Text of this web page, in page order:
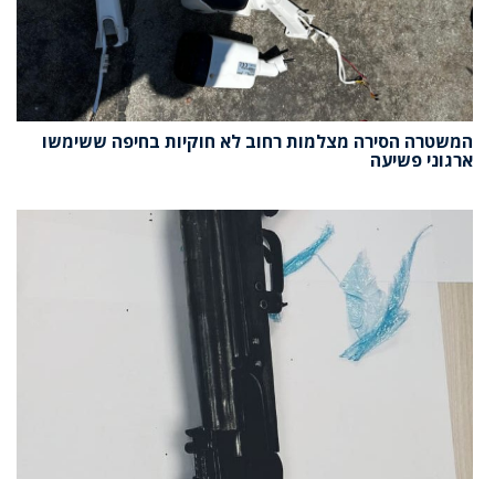
המשטרה הסירה מצלמות רחוב לא חוקיות בחיפה ששימשו
ארגוני פשיעה